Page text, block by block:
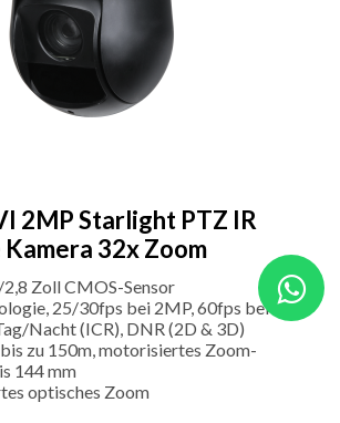
2MP Starlight PTZ IR
32x Zoom
Zoll CMOS-Sensor
25/30fps bei 2MP, 60fps bei 720p
Nacht (ICR), DNR (2D & 3D)
zu 150m, motorisiertes Zoom-
144 mm
optisches Zoom